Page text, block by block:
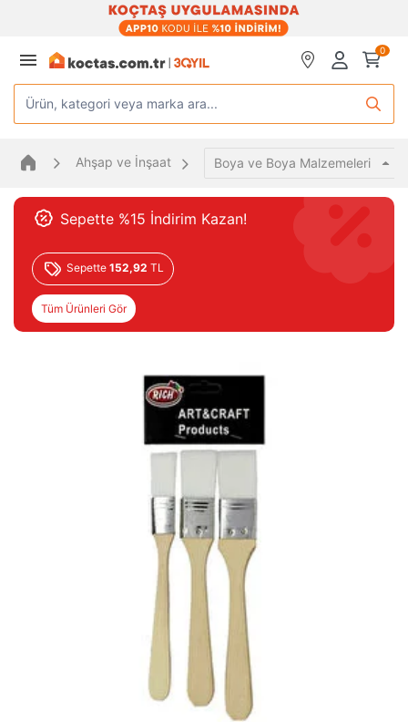
0
Ürün, kategori veya marka ara...
Ahşap ve İnşaat Boya ve Boya Malzemeleri
Sepette %15 İndirim Kazan!
Sepette 152,92 TL
Tüm Ürünleri Gör